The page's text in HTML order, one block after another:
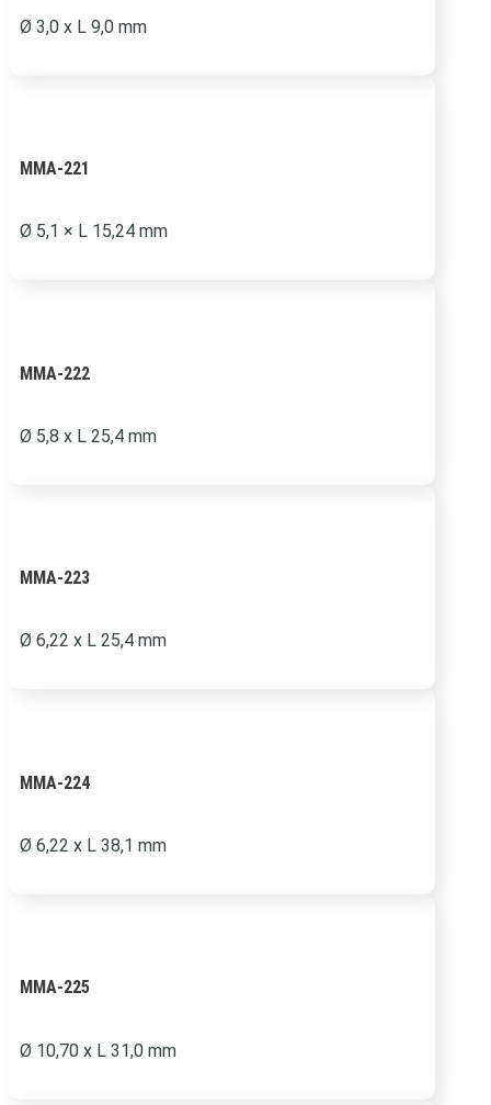
Ø 3,0 x L 9,0 mm
MMA-221
Ø 5,1 × L 15,24 mm
MMA-222
Ø 5,8 x L 25,4 mm
MMA-223
Ø 6,22 x L 25,4 mm
MMA-224
Ø 6,22 x L 38,1 mm
MMA-225
Ø 10,70 x L 31,0 mm